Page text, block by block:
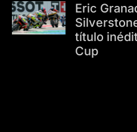
Eric
título
Cup